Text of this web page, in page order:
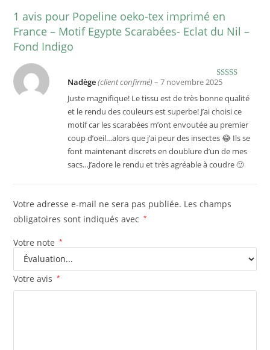
1 avis pour Popeline oeko-tex imprimé en
France – Motif Egypte Scarabées- Eclat du Nil –
Fond Indigo
Note
Nadège(client confirmé) – 7 novembre 2025
Juste magnifique! Le tissu est de très bonne qualité
et le rendu des couleurs est superbe! J’ai choisi ce
motif car les scarabées m’ont envoutée au premier
coup d’oeil…alors que j’ai peur des insectes 😂 Ils se
font maintenant discrets en doublure d’un de mes
sacs…J’adore le rendu et très agréable à coudre 🙂
Votre adresse e-mail ne sera pas publiée. Les champs
obligatoires sont indiqués avec
*
Votre note *
Votre avis *